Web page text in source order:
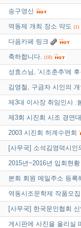
송구영신
역동제 개최 장소 약도 (1)
다음카페 링크
축하합니다. (18)
성효스님, '시조춘추'에
김영철, 구금자 시인의
제3대 이사장 취임인사 :
제3회 시진회 시조 경연
2003 시진회 하계수련회
[사무국] 소석김영덕시
2015년~2016년 입회현
본회 회원 메일주소 등
역동시조문학제 작품모집
[사무국] 한국문인협회
게시판에 사진을 올리실